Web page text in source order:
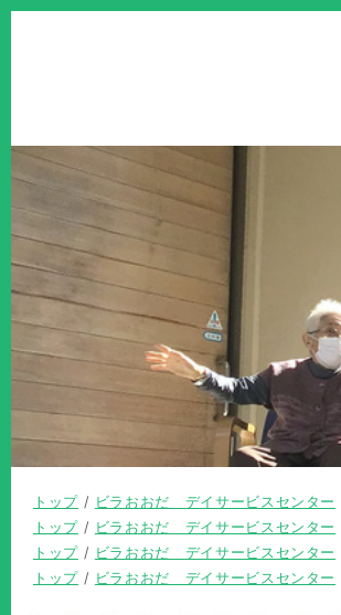
このページの本文へ
現
在
の
位
トップ/ ビラおおだ デイサービスセンター
現
在
の
トップ/ ビラおおだ デイサービスセンター
現
在
トップ/ ビラおおだ デイサービスセンター
現
トップ/ ビラおおだ デイサービスセンター